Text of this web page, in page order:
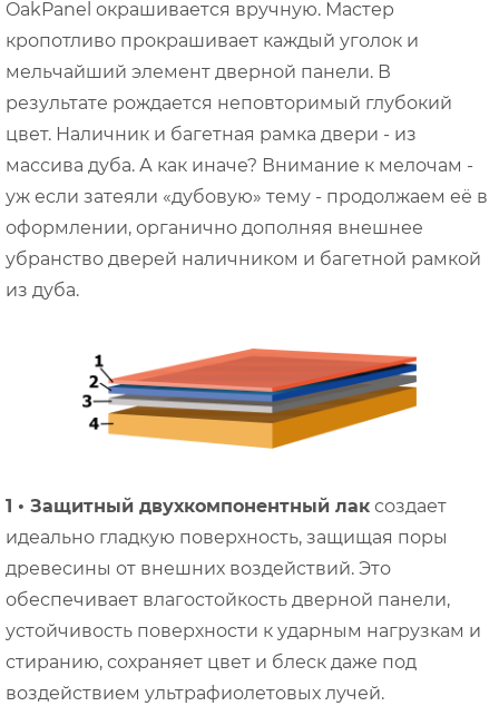
OakPanel окрашивается вручную. Мастер
кропотливо прокрашивает каждый уголок и
мельчайший элемент дверной панели. В
результате рождается неповторимый глубокий
цвет. Наличник и багетная рамка двери - из
массива дуба. А как иначе? Внимание к мелочам -
уж если затеяли «дубовую» тему - продолжаем её в
оформлении, органично дополняя внешнее
убранство дверей наличником и багетной рамкой
из дуба.
1 • Защитный двухкомпонентный лак создает
идеально гладкую поверхность, защищая поры
древесины от внешних воздействий. Это
обеспечивает влагостойкость дверной панели,
устойчивость поверхности к ударным нагрузкам и
стиранию, сохраняет цвет и блеск даже под
воздействием ультрафиолетовых лучей.